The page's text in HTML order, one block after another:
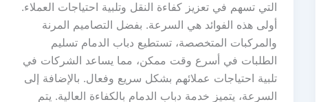
التي تسهم في تعزيز كفاءة النقل وتلبية احتياجات العملاء.
أولى هذه الفوائد هي السرعة. بفضل التصاميم المرنة
والمركبات المتخصصة، تستطيع دباب الدمام تسليم
الطلبات في أسرع وقت ممكن، مما يساعد الشركات في
تلبية احتياجات عملائهم بشكل سريع وفعال. بالإضافة إلى
السرعة، يتميز خدمة دباب الدمام بالكفاءة العالية. يتم